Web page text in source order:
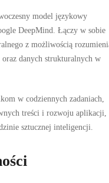
model językowy
DeepMind. Łączy w sobie
z możliwością
danych strukturalnych w
w codziennych zadaniach,
treści i rozwoju aplikacji,
sztucznej inteligencji.